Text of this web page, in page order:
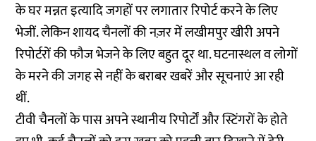
के घर मन्नत इत्यादि जगहों पर लगातार रिपोर्ट करने के लिए
भेजीं. लेकिन शायद चैनलों की नज़रमें लखीमपुर खीरी अपने
रिपोर्टरों की फौज भेजने के लिए बहुत दूर था. घटनास्थल व लोगों
के मरने की जगह से नहीं के बराबर खबरें और सूचनाएं आ रही
थीं.
टीवी चैनलों के पास अपने स्थानीय रिपोर्टों और स्टिंगरों के होते